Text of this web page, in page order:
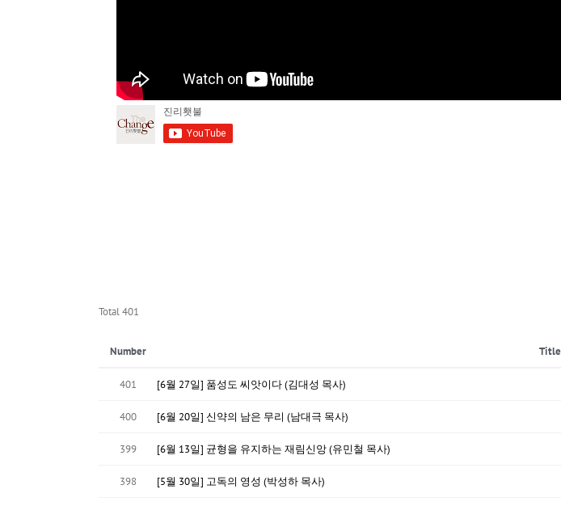
Total 401
Number Title
401 [6월 27일] 품성도 씨앗이다 (김대성 목사)
400 [6월 20일] 신약의 남은 무리 (남대극 목사)
399 [6월 13일] 균형을 유지하는 재림신앙 (유민철 목사)
398 [5월 30일] 고독의 영성 (박성하 목사)